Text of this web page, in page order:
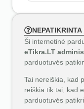
Ši internetinė
eTikra.LT
parduotuvės
Tai nereiškia, kad
reiškia tik tai, kad
parduotuvės